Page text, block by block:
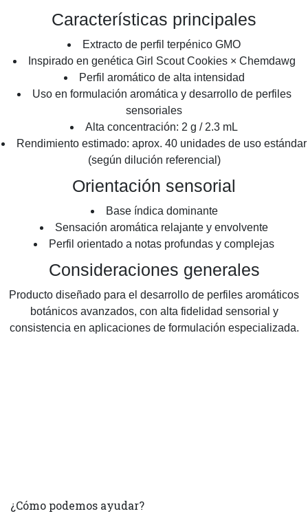
Características principales
Extracto de perfil terpénico GMO
Inspirado en genética Girl Scout Cookies × Chemdawg
Perfil aromático de alta intensidad
Uso en formulación aromática y desarrollo de perfiles
sensoriales
Alta concentración: 2 g / 2.3 mL
Rendimiento estimado: aprox. 40 unidades de uso estándar
(según dilución referencial)
Orientación sensorial
Base índica dominante
Sensación aromática relajante y envolvente
Perfil orientado a notas profundas y complejas
Consideraciones generales
Producto diseñado para el desarrollo de perfiles aromáticos
botánicos avanzados, con alta fidelidad sensorial y
consistencia en aplicaciones de formulación especializada.
¿Cómo podemos ayudar?